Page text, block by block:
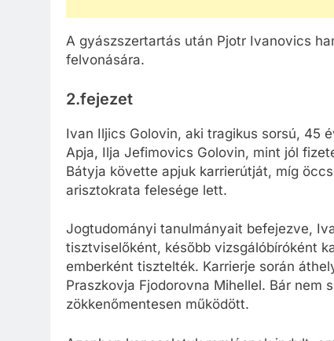
A gyászszertartás után Pjotr Ivanovics
felvonására.
2.fejezet
Ivan Iljics Golovin, aki tragikus sorsú, 45
Apja, Ilja Jefimovics Golovin, mint jól
Bátyja követte apjuk karrierútját, míg
arisztokrata felesége lett.
Jogtudományi tanulmányait befejezve,
tisztviselőként, később vizsgálóbíróként
emberként tisztelték. Karrierje során
Praszkovja Fjodorovna Mihellel. Bár nem
zökkenőmentesen működött.